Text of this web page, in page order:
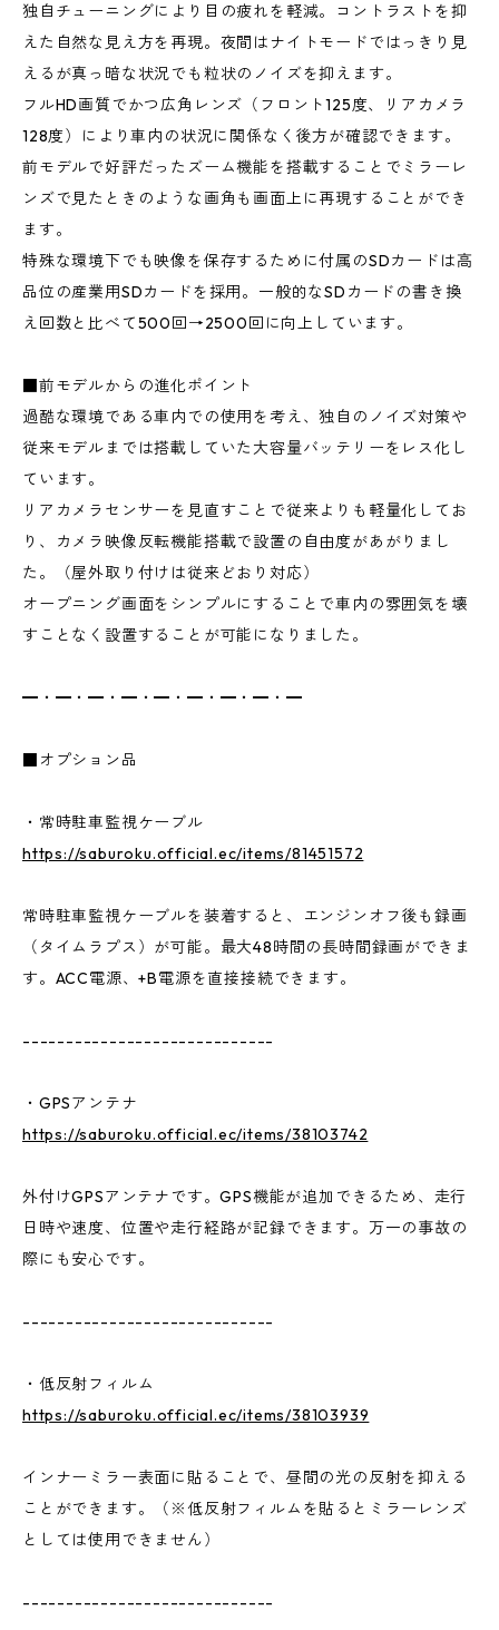
独自チューニングにより目の疲れを軽減。コントラストを抑
えた自然な見え方を再現。夜間はナイトモードではっきり見
えるが真っ暗な状況でも粒状のノイズを抑えます。
フルHD画質でかつ広角レンズ（フロント125度、リアカメラ
128度）により車内の状況に関係なく後方が確認できます。
前モデルで好評だったズーム機能を搭載することでミラーレ
ンズで見たときのような画角も画面上に再現することができ
ます。
特殊な環境下でも映像を保存するために付属のSDカードは高
品位の産業用SDカードを採用。一般的なSDカードの書き換
え回数と比べて500回→2500回に向上しています。
■前モデルからの進化ポイント
過酷な環境である車内での使用を考え、独自のノイズ対策や
従来モデルまでは搭載していた大容量バッテリーをレス化し
ています。
リアカメラセンサーを見直すことで従来よりも軽量化してお
り、カメラ映像反転機能搭載で設置の自由度があがりまし
た。（屋外取り付けは従来どおり対応）
オープニング画面をシンプルにすることで車内の雰囲気を壊
すことなく設置することが可能になりました。
━・━・━・━・━・━・━・━・━
■オプション品
・常時駐車監視ケーブル
https://saburoku.official.ec/items/81451572
常時駐車監視ケーブルを装着すると、エンジンオフ後も録画
（タイムラプス）が可能。最大48時間の長時間録画ができま
す。ACC電源、+B電源を直接接続できます。
-----------------------------
・GPSアンテナ
https://saburoku.official.ec/items/38103742
外付けGPSアンテナです。GPS機能が追加できるため、走行
日時や速度、位置や走行経路が記録できます。万一の事故の
際にも安心です。
-----------------------------
・低反射フィルム
https://saburoku.official.ec/items/38103939
インナーミラー表面に貼ることで、昼間の光の反射を抑える
ことができます。（※低反射フィルムを貼るとミラーレンズ
としては使用できません）
-----------------------------